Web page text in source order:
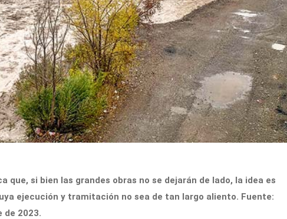
que, si bien las grandes obras no se dejarán de lado, la idea es
ejecución y tramitación no sea de tan largo aliento. Fuente:
de 2023.